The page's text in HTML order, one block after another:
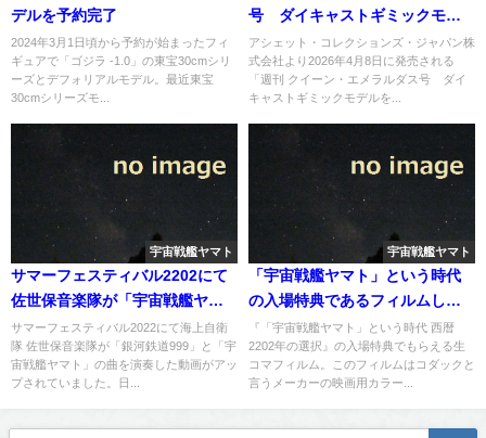
デルを予約完了
2024年3月1日頃から予約が始まったフィ
ギュアで「ゴジラ -1.0」の東宝30cmシリ
ーズとデフォリアルモデル。最近東宝
30cmシリーズモ...
号 ダイキャストギミックモデ
ルをつくる」第136号
アシェット・コレクションズ・ジャパン株
式会社より2026年4月8日に発売される
「週刊 クイーン・エメラルダス号 ダイ
キャストギミックモデルを...
宇宙戦艦ヤマト
サマーフェスティバル2202にて
佐世保音楽隊が「宇宙戦艦ヤマ
ト」と「銀河鉄道999」を演奏
サマーフェスティバル2022にて海上自衛
隊 佐世保音楽隊が「銀河鉄道999」と「宇
宙戦艦ヤマト」の曲を演奏した動画がアッ
プされていました。日...
宇宙戦艦ヤマト
「宇宙戦艦ヤマト」という時代
の入場特典であるフィルムしお
り『「宇宙戦艦ヤマト」という時代 西暦
2202年の選択』の入場特典でもらえる生
コマフィルム。このフィルムはコダックと
言うメーカーの映画用カラー...